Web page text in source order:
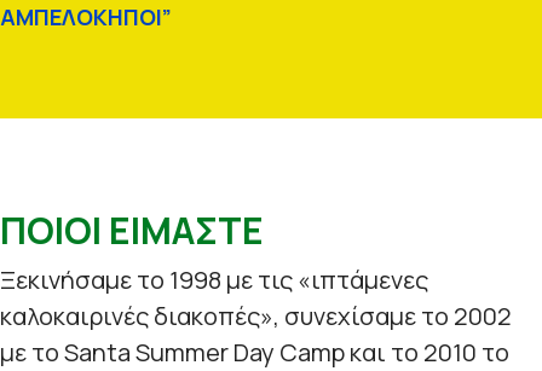
ΑΜΠΕΛΟΚΗΠΟΙ”
ΠΟΙΟΙ ΕΙΜΑΣΤΕ
Ξεκινήσαμε το 1998 με τις «ιπτάμενες
καλοκαιρινές διακοπές», συνεχίσαμε το 2002
με το Santa Summer Day Camp και το 2010 το